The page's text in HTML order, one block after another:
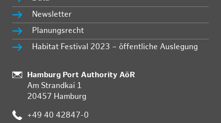
Newsletter
Planungsrecht
Habitat Festival 2023 – öffentliche Auslegung
:
Hamburg Port Authority AöR
Am Strandkai 1
20457 Hamburg
: +49 40 42847-0